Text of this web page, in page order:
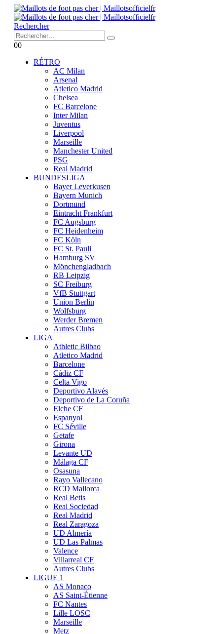
Rechercher
00
RÉTRO
AC Milan
Arsenal
Atletico Madrid
Chelsea
FC Barcelone
Inter Milan
Juventus
Liverpool
Marseille
Manchester United
PSG
Real Madrid
BUNDESLIGA
Bayer Leverkusen
Bayern Munich
Dortmund
Eintracht Frankfurt
FC Augsburg
FC Heidenheim
FC Köln
FC St. Pauli
Hamburg SV
Mönchengladbach
RB Leipzig
SC Freiburg
VfB Stuttgart
Union Berlin
Wolfsburg
Werder Bremen
Autres Clubs
LIGA
Athletic Bilbao
Atletico Madrid
Barcelone
Cádiz CF
Celta Vigo
Deportivo Alavés
Deportivo de La Coruña
Elche CF
Espanyol
FC Séville
Getafe
Girona
Levante UD
Málaga CF
Osasuna
Rayo Vallecano
RCD Mallorca
Real Betis
Real Sociedad
Real Madrid
Real Zaragoza
UD Almería
UD Las Palmas
Valence
Villarreal CF
Autres Clubs
LIGUE 1
AS Monaco
AS Saint-Étienne
FC Nantes
Lille LOSC
Marseille
Metz